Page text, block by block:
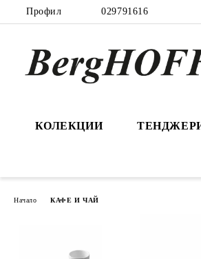
Профил 029791616
КОЛЕКЦИИ
Начало КАФЕ И ЧАЙ